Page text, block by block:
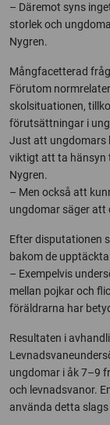
– Däremot syns
storlek och
Nygren.
Mångfacetterad
Förutom
skolsituationen,
förutsättningar i
Just att ungdomars
viktigt att ta hänsyn
Nygren.
– Men också att
ungdomar säger att
Efter disputationen
bakom de
– Exempelvis
mellan pojkar och
föräldrarna har
Resultaten i
ungdomar i åk 7–9
och levnadsvanor.
använda detta